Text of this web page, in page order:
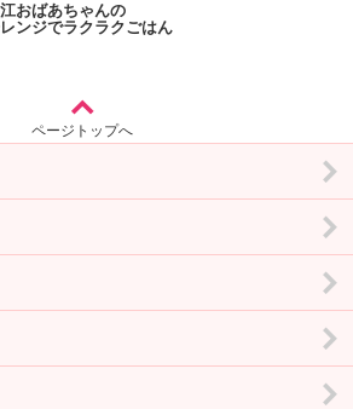
おばあちゃんの
ンジでラクラクごはん
ページトップへ